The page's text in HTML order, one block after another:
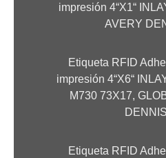
impresión 4“X1“
AVERY
Etiqueta RFID
impresión 4“X6“
M730 73X17,
Etiqueta RFID